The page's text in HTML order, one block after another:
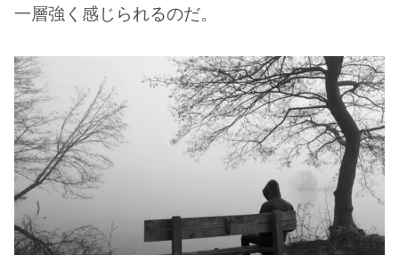
一層強く感じられるのだ。